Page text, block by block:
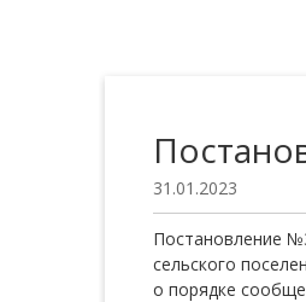
31.01.2023
Постановление
сельского
о порядке